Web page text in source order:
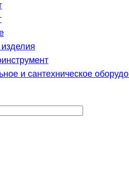
и сантехническое